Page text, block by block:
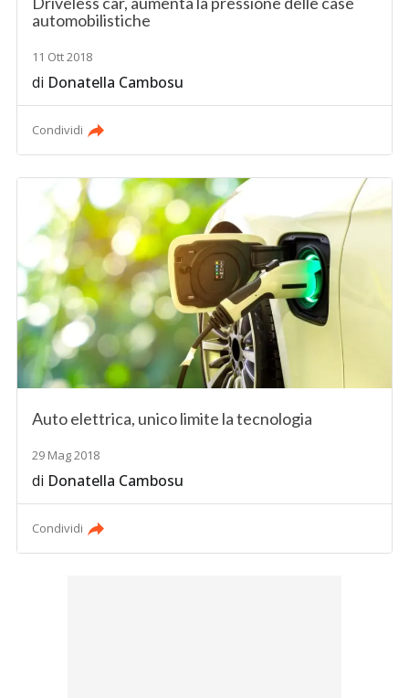
automobilistiche
11 Ott 2018
di Donatella Cambosu
Condividi
Auto elettrica, unico limite la tecnologia
29 Mag 2018
di Donatella Cambosu
Condividi